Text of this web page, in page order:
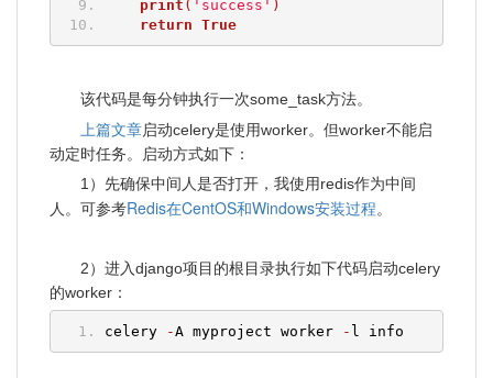
print ( 'success' )
return True
该代码是每分钟执行一次some_task方法。
上篇文章启动celery是使用worker。但worker不能启
动定时任务。启动方式如下：
1）先确保中间人是否打开，我使用redis作为中间
人。可参考Redis在CentOS和Windows安装过程。
2）进入django项目的根目录执行如下代码启动celery
的worker：
celery -A myproject worker - l info